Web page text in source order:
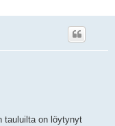
tauluilta on löytynyt